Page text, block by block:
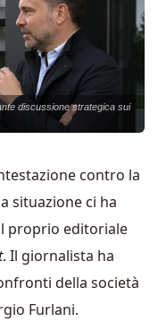
discussione strategica sui
contro la
situazione ci ha
proprio editoriale
. Il giornalista ha
della società
Furlani.